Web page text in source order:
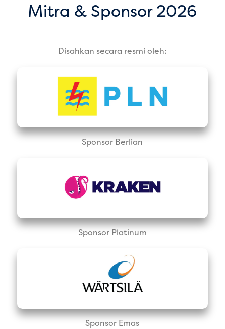
Mitra & Sponsor 2026
Disahkan secara resmi oleh:
Sponsor Berlian
Sponsor Platinum
Sponsor Emas